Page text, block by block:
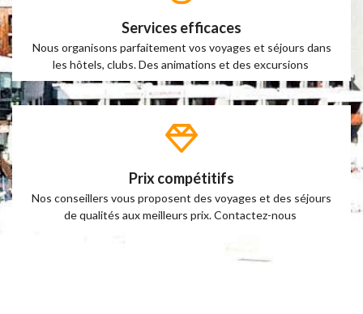
Services efficaces
Nous organisons parfaitement vos voyages et séjours dans
les hôtels, clubs. Des animations et des excursions
Prix compétitifs
Nos conseillers vous proposent des voyages et des séjours
de qualités aux meilleurs prix.Contactez-nous